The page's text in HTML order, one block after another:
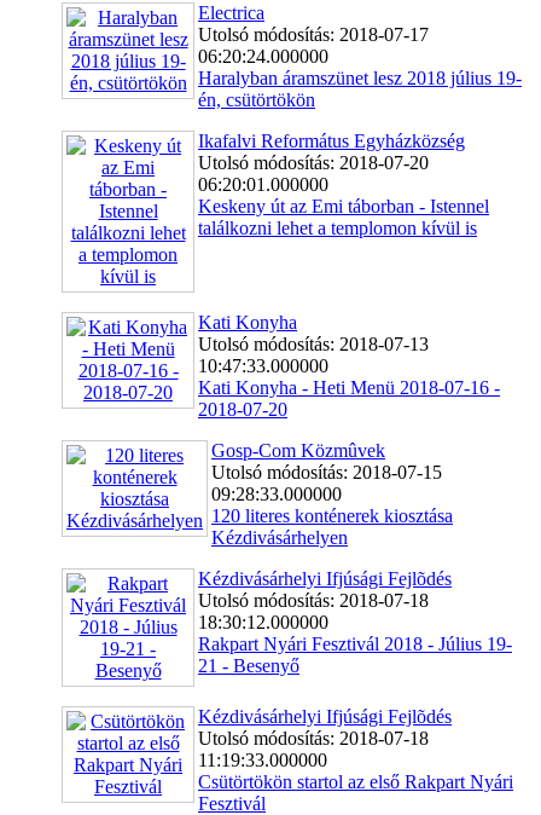
Electrica
Utolsó módosítás: 2018-07-17
06:20:24.000000
Haralyban áramszünet lesz 2018 július 19-
én, csütörtökön
Ikafalvi Református Egyházközség
Utolsó módosítás: 2018-07-20
06:20:01.000000
Keskeny út az Emi táborban - Istennel
találkozni lehet a templomon kívül is
Kati Konyha
Utolsó módosítás: 2018-07-13
10:47:33.000000
Kati Konyha - Heti Menü 2018-07-16 -
2018-07-20
Gosp-Com Közmûvek
Utolsó módosítás: 2018-07-15
09:28:33.000000
120 literes konténerek kiosztása
Kézdivásárhelyen
Kézdivásárhelyi Ifjúsági Fejlõdés
Utolsó módosítás: 2018-07-18
18:30:12.000000
Rakpart Nyári Fesztivál 2018 - Július 19-
21 - Besenyő
Kézdivásárhelyi Ifjúsági Fejlõdés
Utolsó módosítás: 2018-07-18
11:19:33.000000
Csütörtökön startol az első Rakpart Nyári
Fesztivál